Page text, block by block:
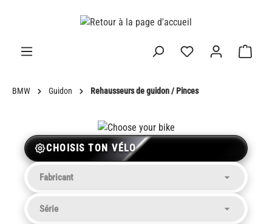
BMW Guidon Rehausseurs de guidon / Pinces
CHOISIS TON VÉLO